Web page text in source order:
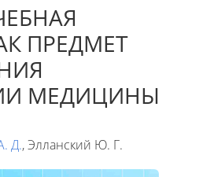
ПРЕДМЕТ
МЕДИЦИНЫ
Д., Элланский Ю. Г.